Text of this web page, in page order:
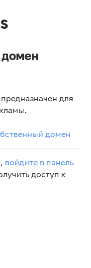
для
домен
войдите в панель
доступ к